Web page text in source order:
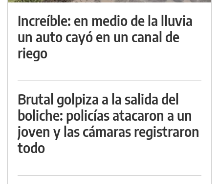
Increíble: en medio de la lluvia
un auto cayó en un canal de
riego
Brutal golpiza a la salida del
boliche: policías atacaron a un
joven y las cámaras registraron
todo